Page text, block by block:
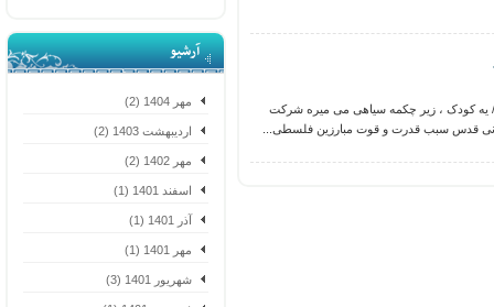
آرشیو
مهر 1404 (2)
اردیبهشت 1403 (2)
مهر 1402 (2)
اسفند 1401 (1)
آذر 1401 (1)
مهر 1401 (1)
شهریور 1401 (3)
کودک ، زیر چکمه سیاهی می میره شرکت
قدس سبب قدرت و قوت مبارزین فلسطی...